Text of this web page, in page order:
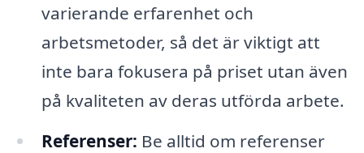
varierande erfarenhet och
arbetsmetoder, så det är viktigt att
inte bara fokusera på priset utan även
på kvaliteten av deras utförda arbete.
Referenser: Be alltid om referenser